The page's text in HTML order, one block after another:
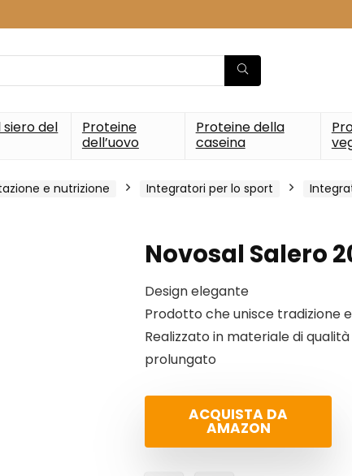
del
Proteine
dell’uovo
Proteine della
caseina
e nutrizione Integratori per lo sport
Novosal Salero
Design elegante
Prodotto che unisce tradizione
Realizzato in materiale di
prolungato
ACQUISTA DA
AMAZON